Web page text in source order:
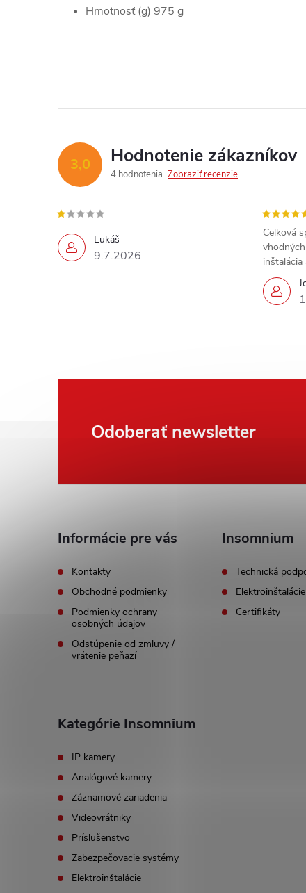
Hmotnosť (g) 975 g
3,0 Hodnotenie zákazníkov
4 hodnotenia Zobraziť recenzie
Lukáš
9.7.2026
Celková
Odoberať newsletter
Informácie pre vás
Kontakty
Obchodné podmienky
Podmienky ochrany
osobných údajov
Odstúpenie od zmluvy /
vrátenie peňazí
Insomnium
Technická
Elektroinštalácie
Certifikáty
Kategórie Insomnium
IP kamery
Analógové kamery
Záznamové zariadenia
Videovrátniky
Príslušenstvo
Zabezpečovacie systémy
Elektroinštalácie